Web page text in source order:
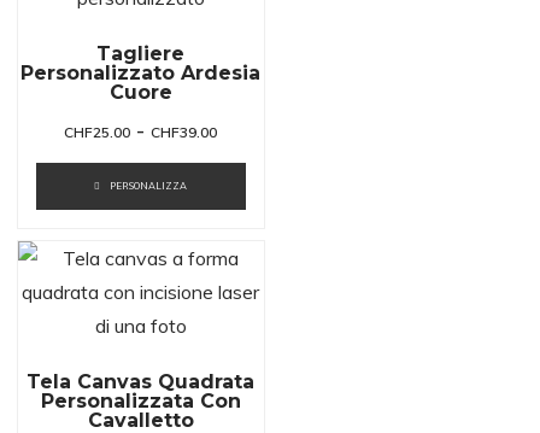
Tagliere
Personalizzato Ardesia
Cuore
CHF25.00 - CHF39.00
PERSONALIZZA
Tela Canvas Quadrata
Personalizzata Con
Cavalletto